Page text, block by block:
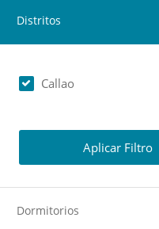
Distritos
Callao
Aplicar Filtro
Dormitorios